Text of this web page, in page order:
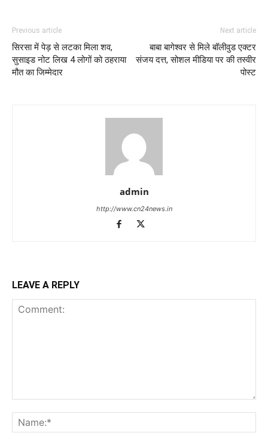
Previous article
सिरसा में पेड़ से लटका मिला शव,
सुसाइड नोट लिख 4 लोगों को ठहराया
मौत का जिम्मेदार
Next article
बाबा बागेश्वर से मिले बॉलीवुड एक्टर
संजय दत्त, सोशल मीडिया पर की तस्वीर
पोस्ट
admin
http://www.cn24news.in
LEAVE A REPLY